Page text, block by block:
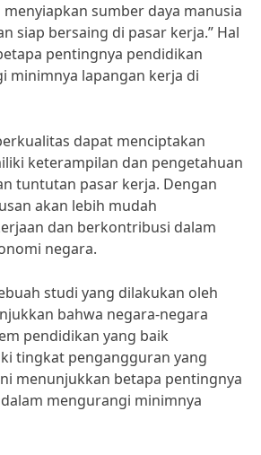
sumber daya manusia
siap bersaing di pasar kerja.” Hal
pentingnya pendidikan
minimnya lapangan kerja di
dapat menciptakan
keterampilan dan pengetahuan
tuntutan pasar kerja. Dengan
akan lebih mudah
dan berkontribusi dalam
negara.
studi yang dilakukan oleh
bahwa negara-negara
pendidikan yang baik
tingkat pengangguran yang
menunjukkan betapa pentingnya
mengurangi minimnya